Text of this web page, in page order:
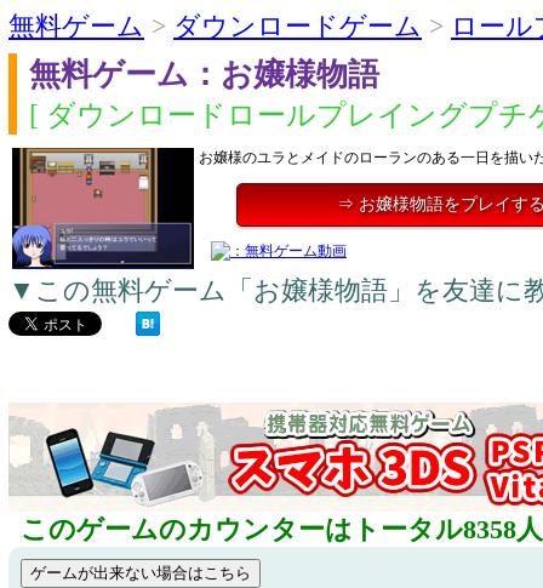
無料ゲーム > ダウンロードゲーム > ロー
無料ゲーム：お嬢様物語
[ ダウンロードロールプレイングプチ
お嬢様のユラとメイドのローランのある一日を描い
⇒ お嬢様物語をプレイす
▼この無料ゲーム「お嬢様物語」を友達に
このゲームのカウンターはトータル8358